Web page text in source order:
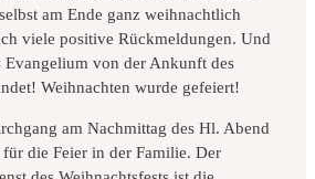
am Ende ganz weihnachtlich
viele positive Rückmeldungen. Und
Evangelium von der Ankunft des
Weihnachten wurde gefeiert!
am Nachmittag des Hl. Abend
die Feier in der Familie. Der